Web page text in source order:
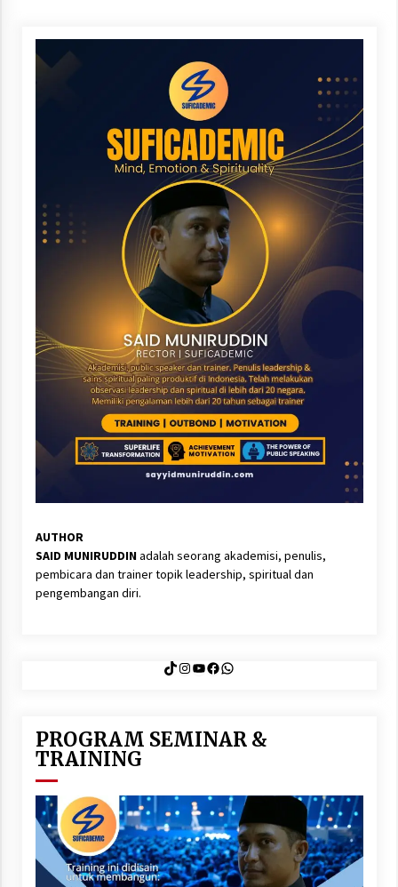
AUTHOR
SAID MUNIRUDDINadalah seorang akademisi, penulis,
pembicara dan trainer topik leadership, spiritual dan
pengembangan diri.
TikTok
Instagram
YouTube
Facebook
WhatsApp
PROGRAM SEMINAR &
TRAINING